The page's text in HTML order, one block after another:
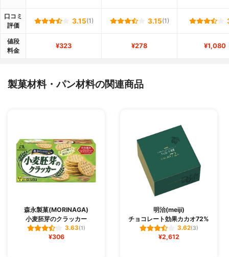
口コミ
評価
3.15(1) 3.15(1)
値段
料金
¥323 ¥278 ¥1,080
製菓材料・パン材料の関連商品
森永製菓(MORINAGA)
小麦胚芽のクラッカー
3.63(1)
¥306
明治(meiji)
チョコレート効果カカオ72%
3.62(3)
¥2,612